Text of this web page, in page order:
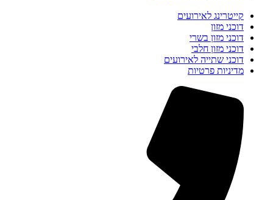
קייטרינג לאירועים
דוכני מזון
דוכני מזון בשרי
דוכני מזון חלבי
דוכני שתייה לאירועים
מדיניות פרטיות